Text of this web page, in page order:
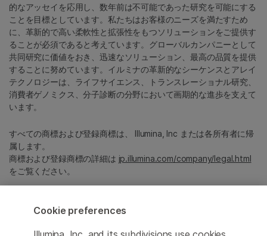
的なアッセイを応用し、数年前は不可能であった研究を可能にする
ことを目標としています。私たちはお客様のニーズを満たすため
に、革新的で高い柔軟性と拡張性をもつソリューションをご提供す
ることが必須であると考えています。グローバルカンパニーとして
共同研究に価値をおき、迅速なソリューション、最高の品質を提供
することに努めています。イルミナの革新的なシーケンスとアレイ
テクノロジーは、ライフサイエンス、トランスレーショナル研究、
消費者ゲノミクス、分子診断の分野において画期的な進歩を支えて
います。
すべての商標および登録商標は、 Illumina, Inc または各所有者に帰
属します。
商標および登録商標の詳細は jp.illumina.com/company/legal.html
をご覧ください。
Cookie Management Center
プライバシーポリシ
Cookie preferences